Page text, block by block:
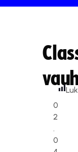
0
2
.
0